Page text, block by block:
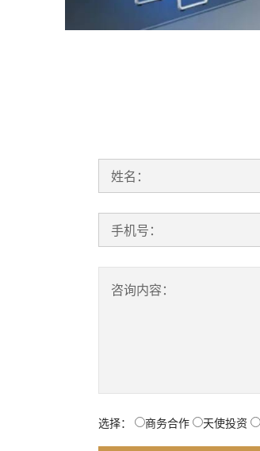
姓名：
手机号：
咨询内容：
选择： 商务合作 天使投资